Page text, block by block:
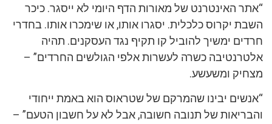
“אתר האינטרנט של מאורות הדף היומי לא ייסגר. כיכר
השבת יקרוס כלכלית. יסגרו אותו, או שימכרו אותו. בחדרי
חרדים ימשיך להוביל קו תקיף נגד העסקנים. תהיה
אלטרנטיבה כשרה לעשרות אלפי הגולשים החרדים” –
מצחיק ומשעשע.
“אנשים יבינו שהמרקם של שטראוס הוא באמת ייחודי
והבריאות של תנובה חשובה, אבל לא על חשבון הטעם” –